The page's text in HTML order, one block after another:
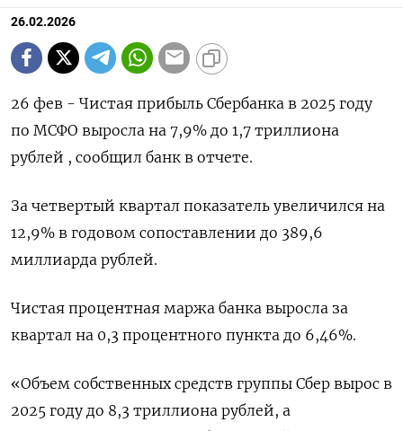
26.02.2026
26 фев - Чистая прибыль Сбербанка в 2025 году
‌по МСФО выросла на 7,9% до 1,7 триллиона
рублей , ​сообщил ​банк ​в отчете.
За ⁠четвертый квартал ‌показатель увеличился ‌на
12,9% в годовом сопоставлении до ​389,6
миллиарда ‌рублей.
Чистая процентная маржа ​банка выросла за
квартал ‌на 0,3 процентного пункта до 6,46%.
«Объем собственных средств ​группы ​Сбер ‌вырос в
2025 году ​до 8,3 триллиона рублей, а